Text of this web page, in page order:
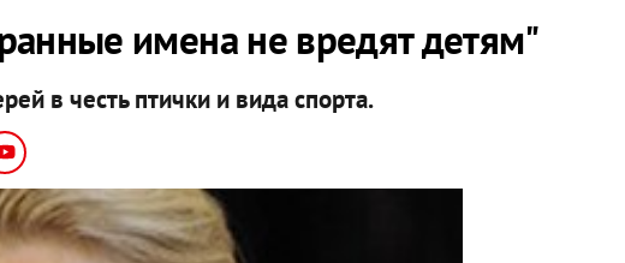
имена не вредят детям"
в честь птички и вида спорта.